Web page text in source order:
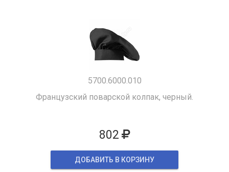
5700.6000.010
Французский поварской колпак, черный.
802
ДОБАВИТЬ В КОРЗИНУ